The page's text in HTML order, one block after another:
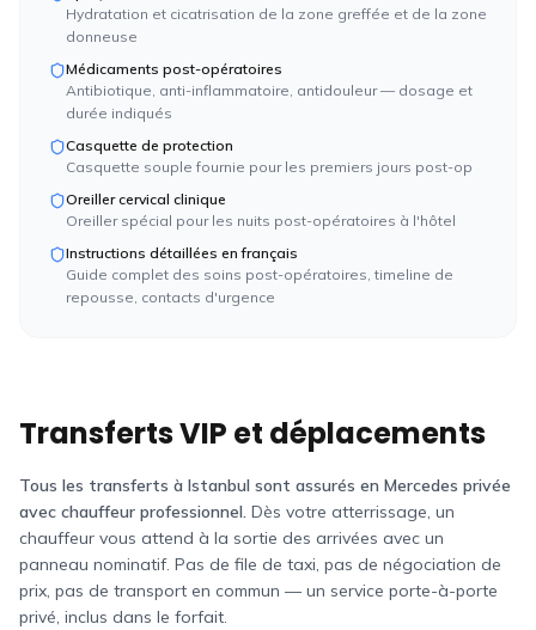
Hydratation et cicatrisation de la zone greffée et de la zone
donneuse
Médicaments post-opératoires
Antibiotique, anti-inflammatoire, antidouleur — dosage et
durée indiqués
Casquette de protection
Casquette souple fournie pour les premiers jours post-op
Oreiller cervical clinique
Oreiller spécial pour les nuits post-opératoires à l'hôtel
Instructions détaillées en français
Guide complet des soins post-opératoires, timeline de
repousse, contacts d'urgence
Transferts VIP et déplacements
Tous les transferts à Istanbul sont assurés en Mercedes privée
avec chauffeur professionnel. Dès votre atterrissage, un
chauffeur vous attend à la sortie des arrivées avec un
panneau nominatif. Pas de file de taxi, pas de négociation de
prix, pas de transport en commun — un service porte-à-porte
privé, inclus dans le forfait.